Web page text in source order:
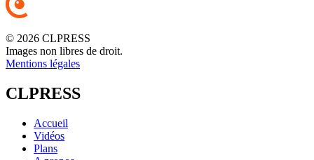
© 2026 CLPRESS
Images non libres de droit.
Mentions légales
CLPRESS
Accueil
Vidéos
Plans